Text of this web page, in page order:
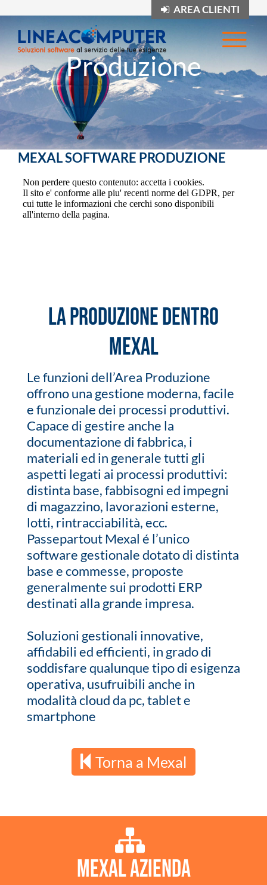
AREA CLIENTI
Produzione
MEXAL SOFTWARE PRODUZIONE
La produzione dentro
Mexal
Le funzioni dell’Area Produzione
offrono una gestione moderna, facile
e funzionale dei processi produttivi.
Capace di gestire anche la
documentazione di fabbrica, i
materiali ed in generale tutti gli
aspetti legati ai processi produttivi:
distinta base, fabbisogni ed impegni
di magazzino, lavorazioni esterne,
lotti, rintracciabilità, ecc.
Passepartout Mexal é l’unico
software gestionale dotato di distinta
base e commesse, proposte
generalmente sui prodotti ERP
destinati alla grande impresa.
Soluzioni gestionali innovative,
affidabili ed efficienti, in grado di
soddisfare qualunque tipo di esigenza
operativa, usufruibili anche in
modalità cloud da pc, tablet e
smartphone
Torna a Mexal
Mexal Azienda